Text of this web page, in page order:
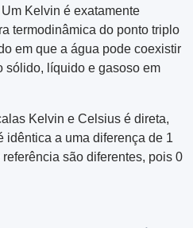
Um Kelvin é exatamente
termodinâmica do ponto triplo
em que a água pode coexistir
sólido, líquido e gasoso em
Kelvin e Celsius é direta,
idêntica a uma diferença de 1
são diferentes, pois 0